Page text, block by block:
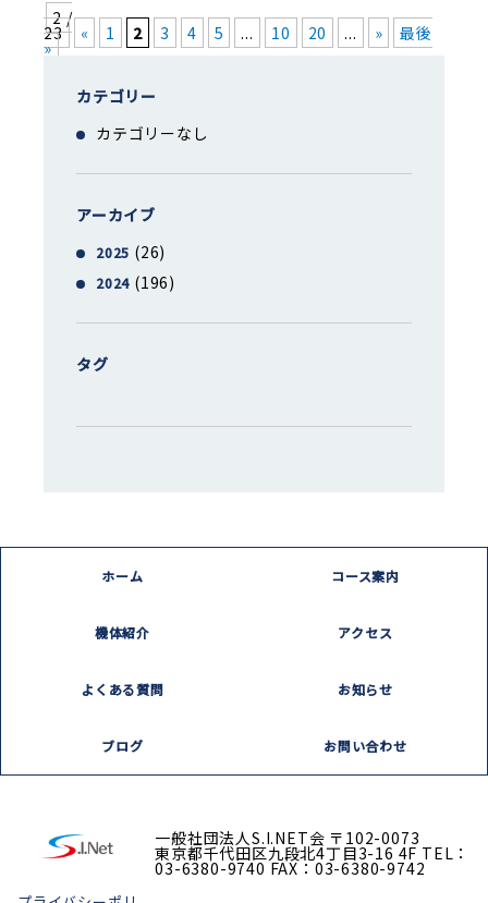
2 /
23 « 1 2 3 4 5 ... 10 20 ... » 最後
»
カテゴリー
カテゴリーなし
アーカイブ
2025 (26)
2024 (196)
タグ
ホーム コース案内
機体紹介 アクセス
よくある質問 お知らせ
ブログ お問い合わせ
一般社団法人S.I.NET会 〒102-0073
東京都千代田区九段北4丁目3-16 4F TEL：
03-6380-9740 FAX：03-6380-9742